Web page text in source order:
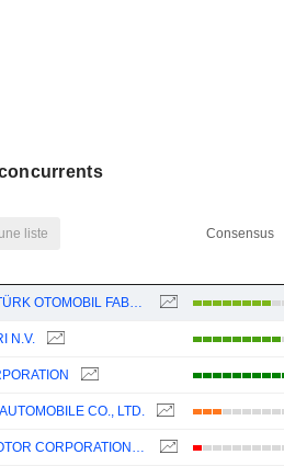
liste Consensus
TOFAS TÜRK OTOMOBIL FABRIKASI ANONIM SIRKETI
N.V.
CO., LTD.
SAIC MOTOR CORPORATION LIMITED